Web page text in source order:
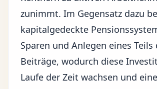
zunimmt. Im Gegensatz dazu
kapitalgedeckte
Sparen und Anlegen eines Teils
Beiträge, wodurch diese
Laufe der Zeit wachsen und